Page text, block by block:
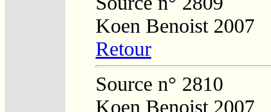
Koen Benoist 2007
Retour
Source n° 2810
Koen Benoist 2007